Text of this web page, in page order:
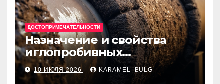
ДОСТОПРИМЕЧАТЕЛЬНОСТИ
Назначение и свойства
иглопробивных
базальтовых огнеупорных
матов
10 ИЮЛЯ 2026 KARAMEL_BULG